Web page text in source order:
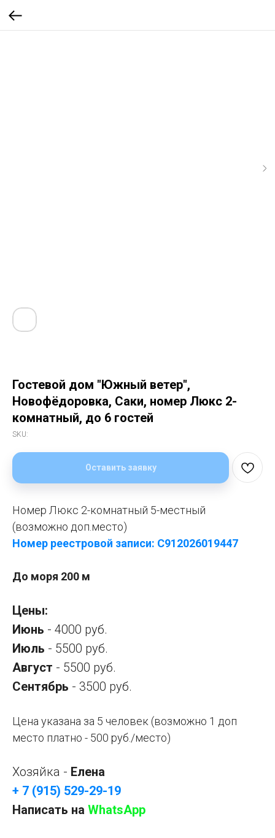
Гостевой дом "Южный ветер",
Новофёдоровка, Саки, номер Люкс 2-
комнатный, до 6 гостей
SKU:
Оставить заявку
Номер Люкс 2-комнатный 5-местный
(возможно доп.место)
Номер реестровой записи: С912026019447
До моря 200 м
Цены:
Июнь - 4000 руб.
Июль - 5500 руб.
Август - 5500 руб.
Сентябрь - 3500 руб.
Цена указана за 5 человек (возможно 1 доп
место платно - 500 руб./место)
Хозяйка - Елена
+ 7 (915) 529-29-19
Написать на WhatsApp